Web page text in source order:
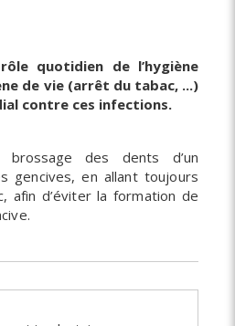
quotidien de l’hygiène
de vie (arrêt du tabac, ...)
contre ces infections.
brossage des dents d’un
gencives, en allant toujours
afin d’éviter la formation de